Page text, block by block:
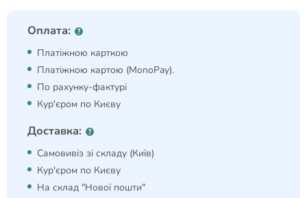
Оплата:
Платіжною карткою
Платіжною картою (MonoPay).
По рахунку-фактурі
Кур'єром по Києву
Доставка:
Самовивіз зі складу (Київ)
Кур'єром по Києву
На склад "Нової пошти"